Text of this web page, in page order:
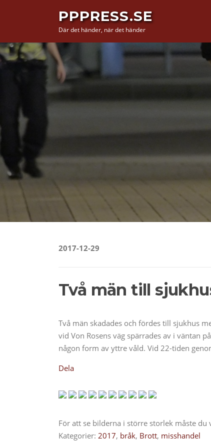
PPPRESS.SE
Där det händer, när det händer
2017-12-29
Två män till
Två män skadades och fördes till sjukhus
vid Von Rosens väg spärrades av i väntan
någon form av yttre våld. Vid 22-tiden
Dela
För att se bilderna i större storlek måste du
Kategorier: 2017, bråk, Brott, misshandel